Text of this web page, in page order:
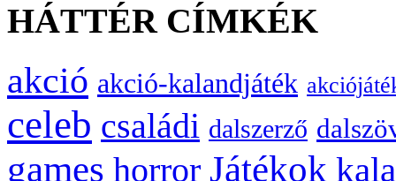
HÁTTÉR CÍMKÉK
akció akció-kalandjáték
celeb családi dalszerző
games horror Játékok